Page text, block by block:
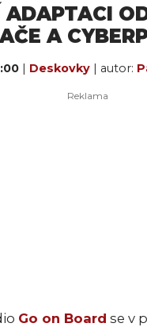
A
| Deskovky | autor:
Go on Board se v